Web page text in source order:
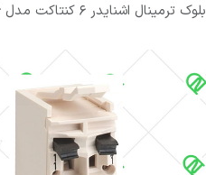
بلوک ترمینال اشنایدر 6 کنتاکت مدل TM5ACTB06